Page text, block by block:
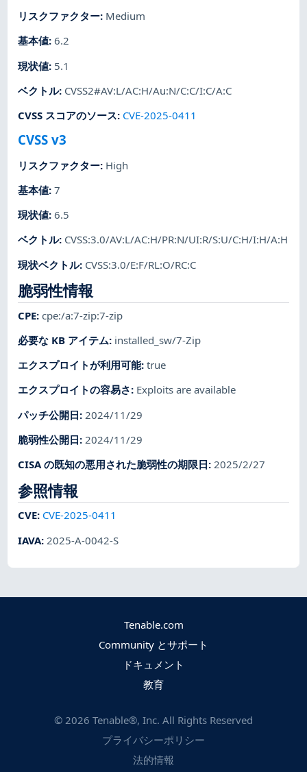
リスクファクター: Medium
基本値:6.2
現状値: 5.1
ベクトル: CVSS2#AV:L/AC:H/Au:N/C:C/I:C/A:C
CVSS スコアのソース: CVE-2025-0411
CVSS v3
リスクファクター: High
基本値:7
現状値:6.5
ベクトル: CVSS:3.0/AV:L/AC:H/PR:N/UI:R/S:U/C:H/I:H/A:H
現状ベクトル: CVSS:3.0/E:F/RL:O/RC:C
脆弱性情報
CPE:cpe:/a:7-zip:7-zip
必要な KB アイテム: installed_sw/7-Zip
エクスプロイトが利用可能:true
エクスプロイトの容易さ: Exploits are available
パッチ公開日: 2024/11/29
脆弱性公開日:2024/11/29
CISA の既知の悪用された脆弱性の期限日:2025/2/27
参照情報
CVE: CVE-2025-0411
IAVA: 2025-A-0042-S
Tenable.com
Community とサポート
ドキュメント
教育
© 2026 Tenable®, Inc. All Rights Reserved
プライバシーポリシー
法的情報